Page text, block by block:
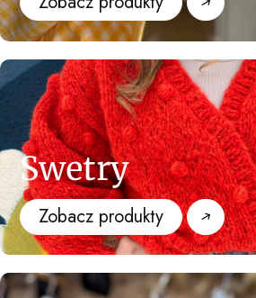
Swetry
Zobacz produkty